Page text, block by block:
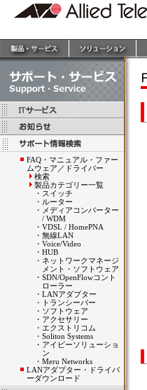
FAQ・マニュアル・ファー
ムウェア／ドライバー
検索
製品カテゴリー一覧
・ スイッチ
・ ルーター
・ メディアコンバーター
/ WDM
・ VDSL / HomePNA
・ 無線LAN
・ Voice/Video
・ HUB
・ ネットワークマネージ
メント・ソフトウェア
・ SDN/OpenFlowコント
ローラー
・ LANアダプター
・
トランシーバー
・ ソフトウェア
・ アクセサリー
・ エクストリコム
・ Soliton Systems
・ アイビーソリューショ
ン
・ Meru Networks
LANアダプター・ドライバ
ーダウンロード